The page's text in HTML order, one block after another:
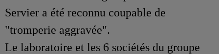
Servier a été reconnu coupable de
"tromperie aggravée".
Le laboratoire et les 6 sociétés du groupe